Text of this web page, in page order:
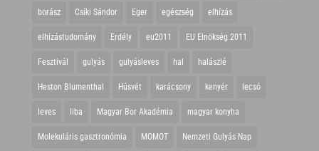
borász Csíki Sándor Eger egészség elhízás
elhízástudomány Erdély eu2011 EU Elnökség 2011
Fesztivál gulyás gulyásleves hal halászlé
Heston Blumenthal Húsvét karácsony kenyér lecsó
leves liba Magyar Bor Akadémia magyar konyha
Molekuláris gasztronómia MOMOT Nemzeti Gulyás Nap